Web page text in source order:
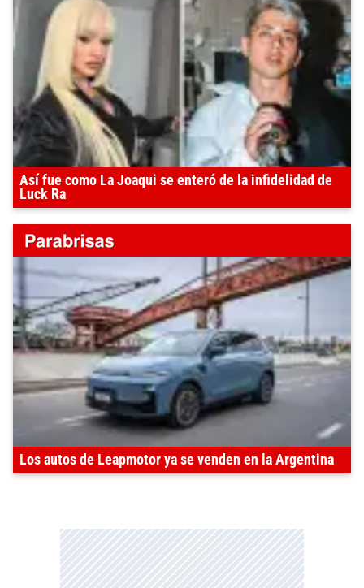
Así fue como La Joaqui se enteró de la infidelidad de
Luck Ra
Los autos de Leapmotor ya se venden en la Argentina